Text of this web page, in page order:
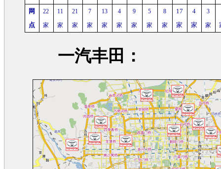
网
点
22
家
11
家
21
家
7
家
13
家
4
家
9
家
5
家
8
家
17
家
4
家
3
家
一汽丰田 ：